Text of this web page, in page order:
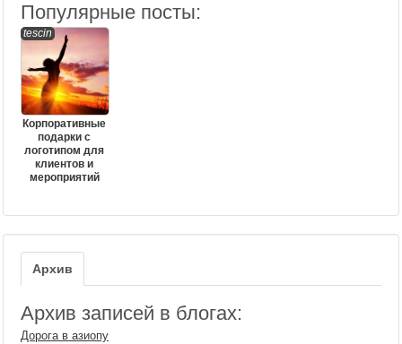
Популярные посты:
tescin
Корпоративные
подарки с
логотипом для
клиентов и
мероприятий
Архив
Архив записей в блогах:
Дорога в азиопу